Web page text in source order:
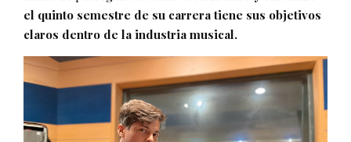
el quinto semestre de su carrera tiene sus objetivos
claros dentro de la industria musical.